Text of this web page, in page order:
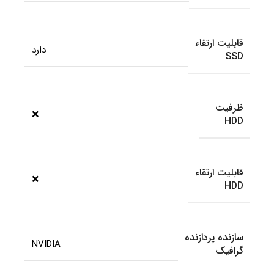
قابلیت ارتقاء
SSD
دارد
ظرفیت
HDD
❌
قابلیت ارتقاء
HDD
❌
سازنده پردازنده
گرافیک
NVIDIA